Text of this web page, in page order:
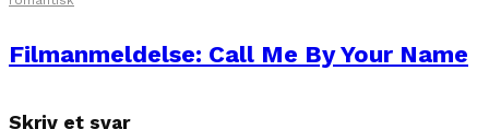
Filmanmeldelse: Call Me By Your Name
Skriv et svar